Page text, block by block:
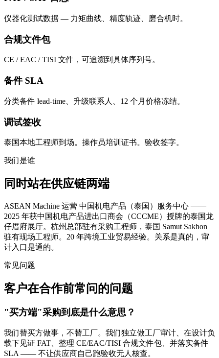
仪器化测试数据 — 力矩曲线、精度轨迹、磨合机时。
合规文件包
CE / EAC / TISI 文件，可追溯到具体序列号。
备件 SLA
分类备件 lead-time、升级联系人、12 个月价格冻结。
调试签收
泰国本地工程师到场。操作员培训证书。验收签字。
我们是谁
同时站在供应链两端
ASEAN Machine 运营 中国机电产品（泰国）服务中心 ——
2025 年获中国机电产品进出口商会（CCCME）授牌的泰国龙
仔厝府展厅。杭州总部驻有采购工程师，泰国 Samut Sakhon
驻有现场工程师。20 年跨境工业贸易经验。关系是真的，审
计入口是通的。
常见问题
客户在合作前常问的问题
"买方端"采购到底是什么意思？
我们替买方做事，不替工厂。我们独立做工厂审计、在设计负
载下见证 FAT、整理 CE/EAC/TISI 合规文件包、并落实备件
SLA —— 不让供应商自己跑验收无人核查。